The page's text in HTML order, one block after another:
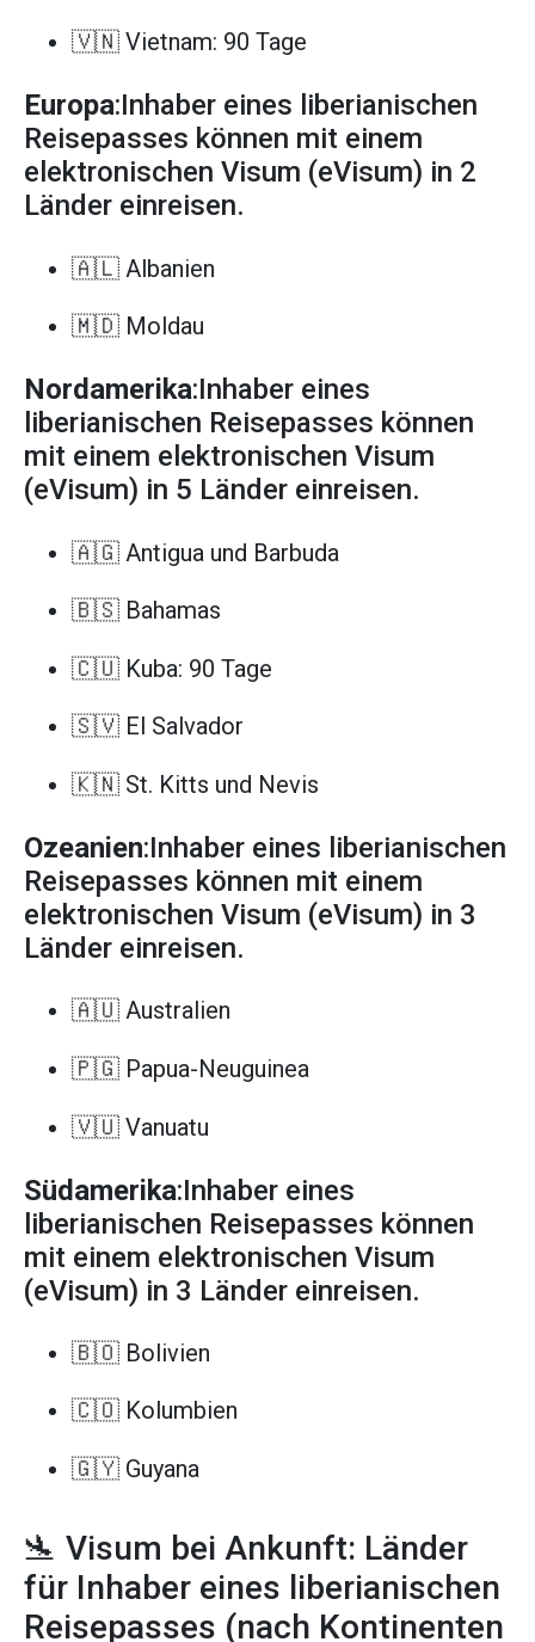
🇻🇳 Vietnam: 90 Tage
Europa:Inhaber eines liberianischen
Reisepasses können mit einem
elektronischen Visum (eVisum) in 2
Länder einreisen.
🇦🇱 Albanien
🇲🇩 Moldau
Nordamerika:Inhaber eines
liberianischen Reisepasses können
mit einem elektronischen Visum
(eVisum) in 5 Länder einreisen.
🇦🇬 Antigua und Barbuda
🇧🇸 Bahamas
🇨🇺 Kuba: 90 Tage
🇸🇻 El Salvador
🇰🇳 St. Kitts und Nevis
Ozeanien:Inhaber eines liberianischen
Reisepasses können mit einem
elektronischen Visum (eVisum) in 3
Länder einreisen.
🇦🇺 Australien
🇵🇬 Papua-Neuguinea
🇻🇺 Vanuatu
Südamerika:Inhaber eines
liberianischen Reisepasses können
mit einem elektronischen Visum
(eVisum) in 3 Länder einreisen.
🇧🇴 Bolivien
🇨🇴 Kolumbien
🇬🇾 Guyana
🛬 Visum bei Ankunft: Länder
für Inhaber eines liberianischen
Reisepasses (nach Kontinenten